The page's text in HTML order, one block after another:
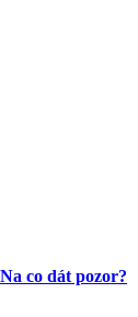
co dát pozor?